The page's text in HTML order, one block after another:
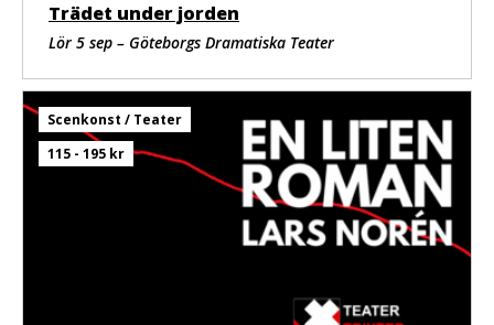
Trädet under jorden
Lör 5 sep – Göteborgs Dramatiska Teater
Scenkonst / Teater
115 - 195 kr